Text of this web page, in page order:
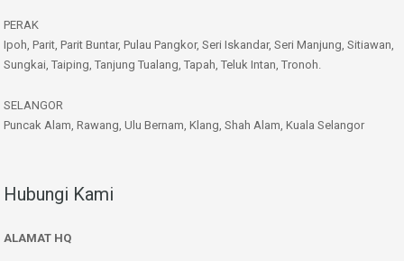
PERAK
Ipoh, Parit, Parit Buntar, Pulau Pangkor, Seri Iskandar, Seri Manjung, Sitiawan,
Sungkai, Taiping, Tanjung Tualang, Tapah, Teluk Intan, Tronoh.
SELANGOR
Puncak Alam, Rawang, Ulu Bernam, Klang, Shah Alam, Kuala Selangor
Hubungi Kami
ALAMAT HQ